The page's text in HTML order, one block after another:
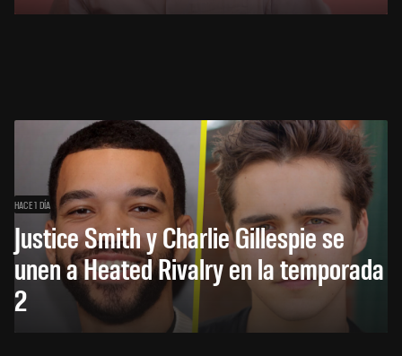
HACE 1 DÍA
Justice Smith y Charlie Gillespie se
unen a Heated Rivalry en la temporada
2